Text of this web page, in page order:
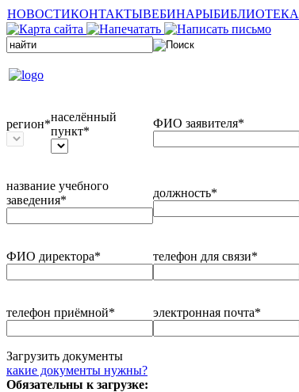
НОВОСТИКОНТАКТЫВЕБИНАРЫБИБЛИОТЕКА
регион*
населённый
пункт*
ФИО заявителя*
название учебного
заведения*
должность*
ФИО директора* телефон для связи*
телефон приёмной* электронная почта*
Загрузить документы
какие документы нужны?
Обязательны к загрузке: